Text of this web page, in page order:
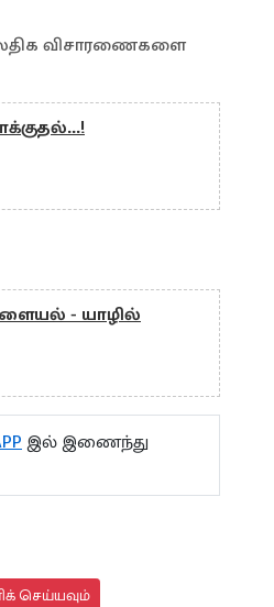
விசாரணைகளை
- யாழில்
இல் இணைந்து
செய்யவும்